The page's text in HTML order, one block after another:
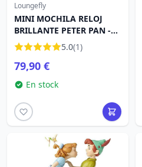
Loungefly
MINI MOCHILA RELOJ
BRILLANTE PETER PAN -
DISNEY LOUNGEFLY
5.0(1)
79,90 €
En stock